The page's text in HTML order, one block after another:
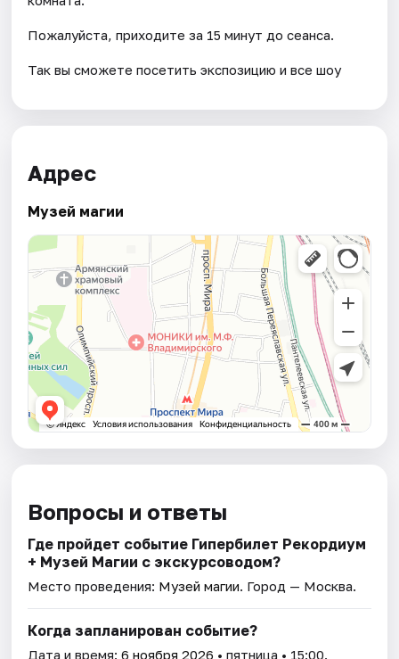
Пожалуйста, приходите за 15 минут до сеанса.
Так вы сможете посетить экспозицию и все шоу
Адрес
Музей магии
Вопросы и ответы
Где пройдет событие Гипербилет Рекордиум
+ Музей Магии с экскурсоводом?
Место проведения: Музей магии. Город — Москва.
Когда запланирован событие?
Дата и время:6 ноября 2026 • пятница • 15:00.